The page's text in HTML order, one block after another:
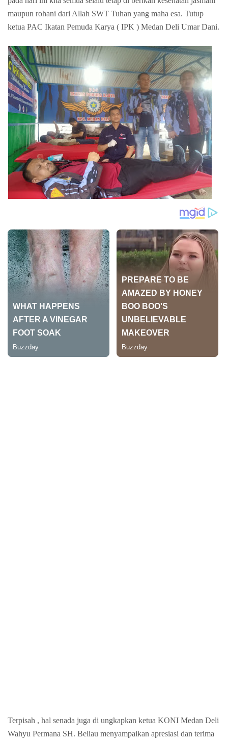
maupun rohani dari Allah SWT Tuhan yang maha esa. Tutup
ketua PAC Ikatan Pemuda Karya ( IPK ) Medan Deli Umar Dani.
Terpisah , hal senada juga di ungkapkan ketua KONI Medan Deli
Wahyu Permana SH. Beliau menyampaikan apresiasi dan terima